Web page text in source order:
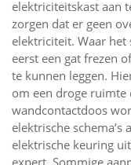
elektriciteitskast aan
zorgen dat er geen
elektriciteit. Waar
eerst een gat frezen
te kunnen leggen.
om een droge
wandcontactdoos
elektrische
elektrische keuring
expert. Sommige